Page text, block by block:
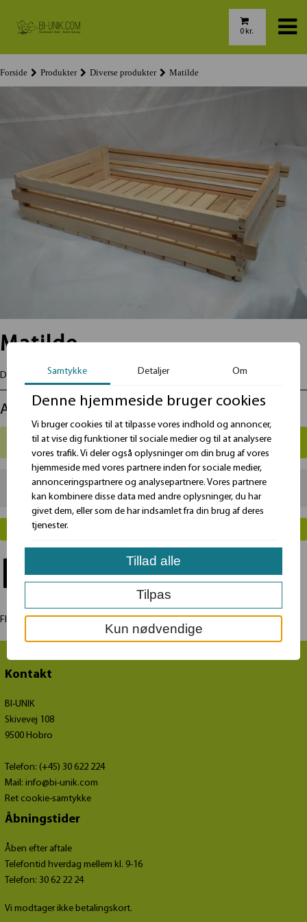
0 kr.
Forside Produkter Diverse produkter Matilde
Matilde
Dimension indvendig mål L: 43,0 B: 26,0 H: 9,0 cm
Antal
Total 79
Beskrivelse
Flere billeder
Kontakt
BI-UNIK
Skivevej 108
9500 Hobro
Telefon: (+45) 30 622 224
Mail: info@bi-unik.com
Ret cookie-samtykke
Åbningstider
Åben efter aftale
Telefontid hverdag mellem kl. 9-16
Telefon: 30 62 22 24
Vi modtager ikke betalingskort.
Samtykke Detaljer Om
Denne hjemmeside bruger cookies
Vi bruger cookies til at tilpasse vores indhold og annoncer,
til at vise dig funktioner til sociale medier og til at analysere
vores trafik. Vi deler også oplysninger om din brug af vores
hjemmeside med vores partnere inden for sociale medier,
annonceringspartnere og analysepartnere. Vores partnere
kan kombinere disse data med andre oplysninger, du har
givet dem, eller som de har indsamlet fra din brug af deres
tjenester.
Kun nødvendige
Tilpas
Tillad alle